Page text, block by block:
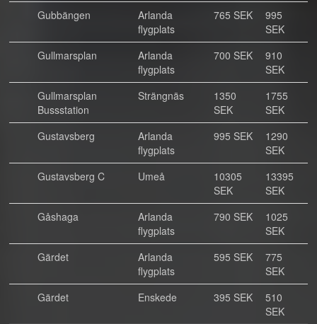
Gubbängen
Arlanda
flygplats
765 SEK
995
SEK
Gullmarsplan
Arlanda
flygplats
700 SEK
910
SEK
Gullmarsplan
Bussstation
Strängnäs
1350
SEK
1755
SEK
Gustavsberg
Arlanda
flygplats
995 SEK
1290
SEK
Gustavsberg C
Umeå
10305
SEK
13395
SEK
Gåshaga
Arlanda
flygplats
790 SEK
1025
SEK
Gärdet
Arlanda
flygplats
595 SEK
775
SEK
Gärdet
Enskede 395 SEK
510
SEK